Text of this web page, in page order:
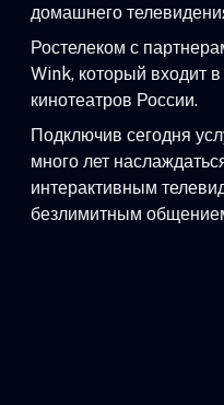
домашнего
Ростелеком с
Wink, который входит
кинотеатров России.
Подключив сегодня
много лет
интерактивным
безлимитным